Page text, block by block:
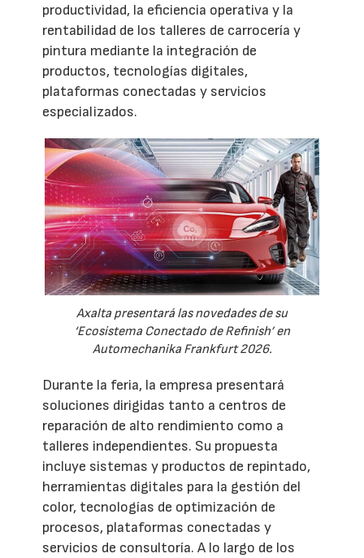
productividad, la eficiencia operativa y la
rentabilidad de los talleres de carrocería y
pintura mediante la integración de
productos, tecnologías digitales,
plataformas conectadas y servicios
especializados.
Axalta presentará las novedades de su
‘Ecosistema Conectado de Refinish’ en
Automechanika Frankfurt 2026.
Durante la feria, la empresa presentará
soluciones dirigidas tanto a centros de
reparación de alto rendimiento como a
talleres independientes. Su propuesta
incluye sistemas y productos de repintado,
herramientas digitales para la gestión del
color, tecnologías de optimización de
procesos, plataformas conectadas y
servicios de consultoría. A lo largo de los